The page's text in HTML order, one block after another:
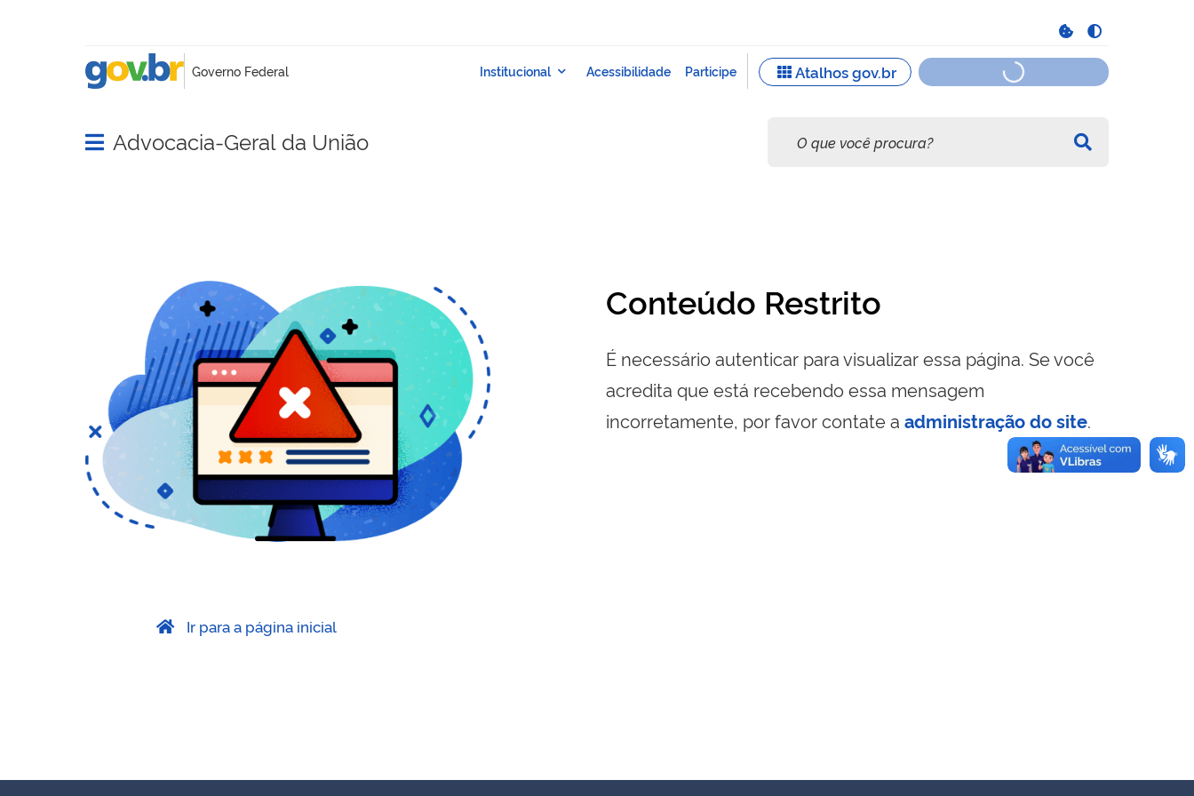
Abrir menu principal de navegação
Advocacia-Geral da União
Conteúdo Restrito
É necessário autenticar para visualizar essa página. Se você
acredita que está recebendo essa mensagem
incorretamente, por favor contate a administração do site.
Ir para a página inicial